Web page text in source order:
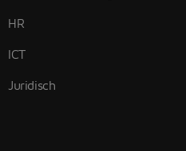
HR
ICT
Juridisch